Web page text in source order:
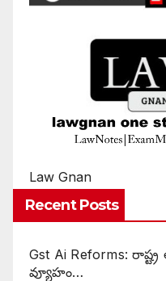
Law Gnan
Recent Posts
Gst Ai Reforms:
వ్యూహం…